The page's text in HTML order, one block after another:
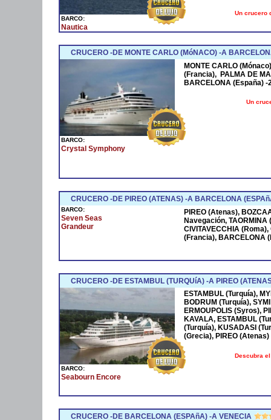
BARCO:
Nautica
Un crucero
CRUCERO -DE MONTE CARLO (MóNACO) -A
BARCO:
Crystal Symphony
MONTE CARLO
(Francia), PALMA DE
BARCELONA (España) -
Un
CRUCERO -DE PIREO (ATENAS) -A BARCELONA
BARCO:
Seven Seas
Grandeur
PIREO (Atenas),
Navegación, TAORMINA
CIVITAVECCHIA
(Francia), BARCELONA
CRUCERO -DE ESTAMBUL (TURQUíA) -A PIREO
BARCO:
Seabourn Encore
ESTAMBUL (Turquía),
BODRUM (Turquía),
ERMOUPOLIS (Syros),
KAVALA, ESTAMBUL
(Turquía), KUSADASI
(Grecia), PIREO (Atenas)
Descubra
CRUCERO -DE BARCELONA (ESPAñA) -A VENECIA